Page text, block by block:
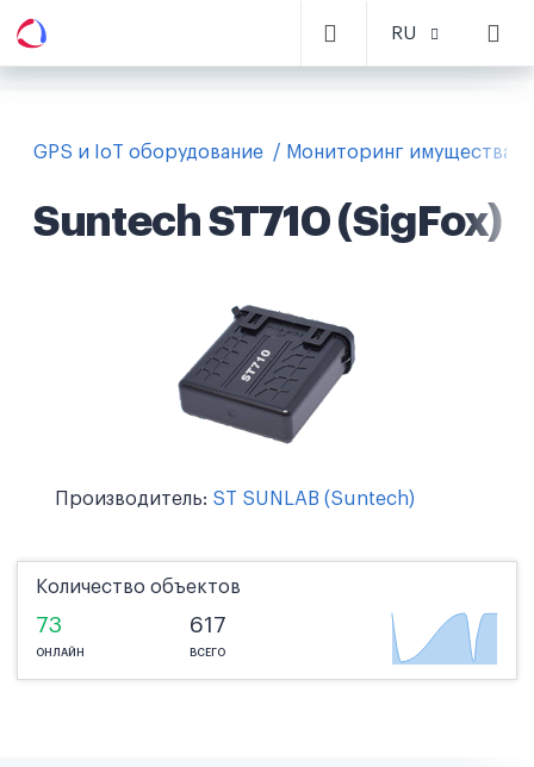
RU
GPS и IoT оборудование Мониторинг имущества
Suntech ST710 (SigFox)
Производитель: ST SUNLAB (Suntech)
Количество объектов
73
ОНЛАЙН
617
ВСЕГО